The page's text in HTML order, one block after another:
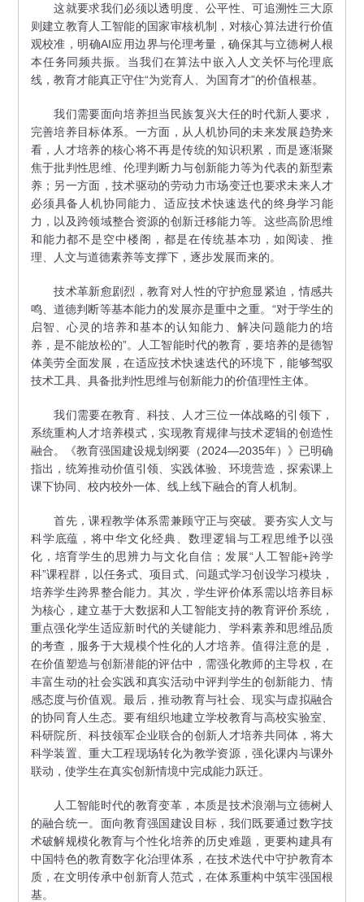
这就要求我们必须以透明度、公平性、可追溯性三大原
则建立教育人工智能的国家审核机制，对核心算法进行价值
观校准，明确AI应用边界与伦理考量，确保其与立德树人根
本任务同频共振。当我们在算法中嵌入人文关怀与伦理底
线，教育才能真正守住“为党育人、为国育才”的价值根基。
我们需要面向培养担当民族复兴大任的时代新人要求，
完善培养目标体系。一方面，从人机协同的未来发展趋势来
看，人才培养的核心将不再是传统的知识积累，而是逐渐聚
焦于批判性思维、伦理判断力与创新能力等为代表的新型素
养；另一方面，技术驱动的劳动力市场变迁也要求未来人才
必须具备人机协同能力、适应技术快速迭代的终身学习能
力，以及跨领域整合资源的创新迁移能力等。这些高阶思维
和能力都不是空中楼阁，都是在传统基本功，如阅读、推
理、人文与道德素养等支撑下，逐步发展而来的。
技术革新愈剧烈，教育对人性的守护愈显紧迫，情感共
鸣、道德判断等基本能力的发展亦是重中之重。“对于学生的
启智、心灵的培养和基本的认知能力、解决问题能力的培
养，是不能放松的”。人工智能时代的教育，要培养的是德智
体美劳全面发展，在适应技术快速迭代的环境下，能够驾驭
技术工具、具备批判性思维与创新能力的价值理性主体。
我们需要在教育、科技、人才三位一体战略的引领下，
系统重构人才培养模式，实现教育规律与技术逻辑的创造性
融合。《教育强国建设规划纲要（2024—2035年）》已明确
指出，统筹推动价值引领、实践体验、环境营造，探索课上
课下协同、校内校外一体、线上线下融合的育人机制。
首先，课程教学体系需兼顾守正与突破。要夯实人文与
科学底蕴，将中华文化经典、数理逻辑与工程思维予以强
化，培育学生的思辨力与文化自信；发展“人工智能+跨学
科”课程群，以任务式、项目式、问题式学习创设学习模块，
培养学生跨界整合能力。其次，学生评价体系需以培养目标
为核心，建立基于大数据和人工智能支持的教育评价系统，
重点强化学生适应新时代的关键能力、学科素养和思维品质
的考查，服务于大规模个性化的人才培养。值得注意的是，
在价值塑造与创新潜能的评估中，需强化教师的主导权，在
丰富生动的社会实践和真实活动中评判学生的创新能力、情
感态度与价值观。最后，推动教育与社会、现实与虚拟融合
的协同育人生态。要有组织地建立学校教育与高校实验室、
科研院所、科技领军企业联合的创新人才培养共同体，将大
科学装置、重大工程现场转化为教学资源，强化课内与课外
联动，使学生在真实创新情境中完成能力跃迁。
人工智能时代的教育变革，本质是技术浪潮与立德树人
的融合统一。面向教育强国建设目标，我们既要通过数字技
术破解规模化教育与个性化培养的历史难题，更要构建具有
中国特色的教育数字化治理体系，在技术迭代中守护教育本
质，在文明传承中创新育人范式，在体系重构中筑牢强国根
基。